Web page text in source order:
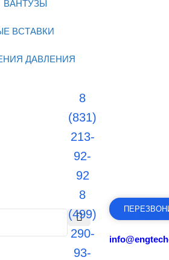
ВАНТУЗЫ
ВСТАВКИ
ДАВЛЕНИЯ
8
(831)
213-
92-
92
8
(499)
290-
93-